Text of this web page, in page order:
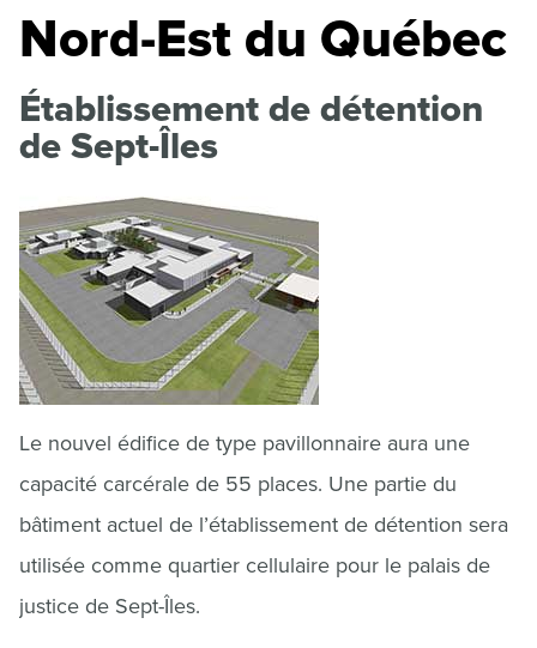
Nord-Est du Québec
Établissement de détention
de Sept-Îles
Le nouvel édifice de type pavillonnaire aura une
capacité carcérale de 55 places. Une partie du
bâtiment actuel de l’établissement de détention sera
utilisée comme quartier cellulaire pour le palais de
justice de Sept-Îles.